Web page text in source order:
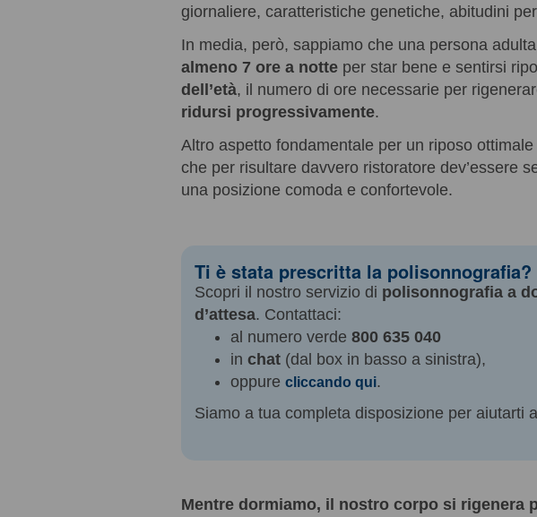
giornaliere, caratteristiche genetiche, abitudini
In media, però, sappiamo che una persona
almeno 7 ore a notte per star bene e sentirsi
dell’età, il numero di ore necessarie per
ridursi progressivamente.
Altro aspetto fondamentale per un riposo
che per risultare davvero ristoratore dev’essere
una posizione comoda e confortevole.
Ti è stata prescritta la polisonnografia?
Scopri il nostro servizio di polisonnografia a
d’attesa. Contattaci:
al numero verde 800 635 040
in chat (dal box in basso a sinistra),
oppure cliccando qui.
Siamo a tua completa disposizione per aiutarti
Mentre dormiamo, il nostro corpo si rigenera